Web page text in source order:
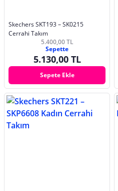
Skechers SKT193 – SK0215
Cerrahi Takım
5.400,00 TL
Sepette
5.130,00 TL
Sepete Ekle